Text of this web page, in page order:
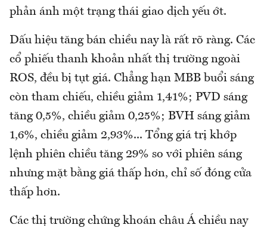
phản ánh một trạng thái giao dịch yếu ớt.
Dấu hiệu tăng bán chiều nay là rất rõ ràng. Các
cổ phiếu thanh khoản nhất thị trường ngoài
ROS, đều bị tụt giá. Chẳng hạn MBB buổi sáng
còn tham chiếu, chiều giảm 1,41%; PVD sáng
tăng 0,5%, chiều giảm 0,25%; BVH sáng giảm
1,6%, chiều giảm 2,93%... Tổng giá trị khớp
lệnh phiên chiều tăng 29% so với phiên sáng
nhưng mặt bằng giá thấp hơn, chỉ số đóng cửa
thấp hơn.
Các thị trường chứng khoán châu Á chiều nay